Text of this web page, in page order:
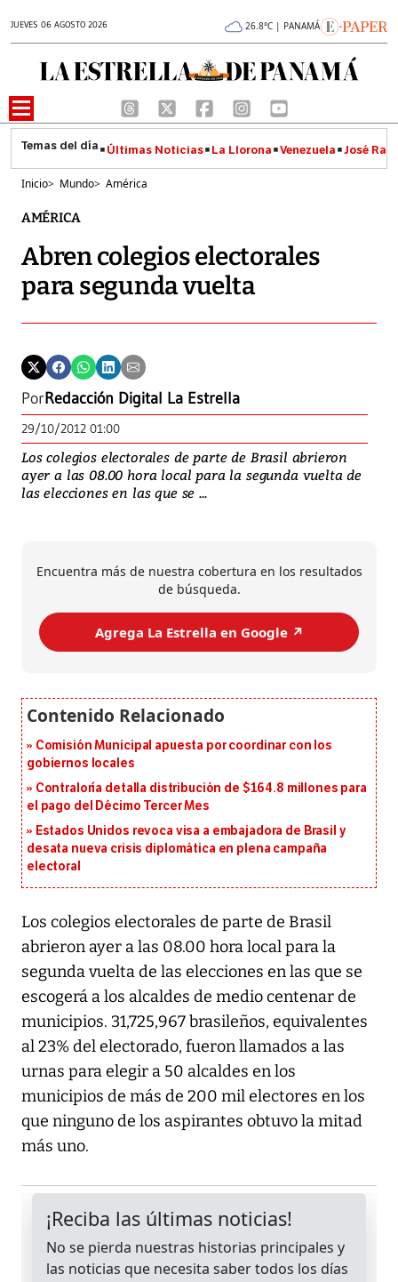
JUEVES 06 AGOSTO 2026 26.8°C | PANAMÁ
Últimas Noticias La Llorona Venezuela José
Inicio> Mundo> América
AMÉRICA
Abren colegios electorales
para segunda vuelta
PorRedacción Digital La Estrella
29/10/2012 01:00
Los colegios electorales de parte de Brasil abrieron
ayer a las 08.00 hora local para la segunda vuelta de
las elecciones en las que se ...
Encuentra más de nuestra cobertura en los resultados
de búsqueda.
Agrega La Estrella en Google ↗️
Comisión Municipal apuesta por coordinar con los
gobiernos locales
Contraloría detalla distribución de $164.8 millones para
el pago del Décimo Tercer Mes
Estados Unidos revoca visa a embajadora de Brasil y
desata nueva crisis diplomática en plena campaña
electoral
Los colegios electorales de parte de Brasil
abrieron ayer a las 08.00 hora local para la
segunda vuelta de las elecciones en las que se
escogerá a los alcaldes de medio centenar de
municipios. 31,725,967 brasileños, equivalentes
al 23% del electorado, fueron llamados a las
urnas para elegir a 50 alcaldes en los
municipios de más de 200 mil electores en los
que ninguno de los aspirantes obtuvo la mitad
más uno.